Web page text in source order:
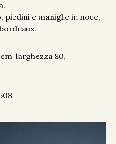
piedini e maniglie in noce,
larghezza 80,